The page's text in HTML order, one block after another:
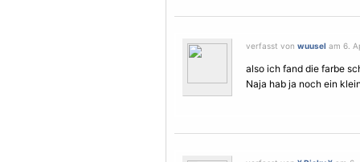
verfasst von wuusel am 6.
also ich fand die farbe
Naja hab ja noch ein